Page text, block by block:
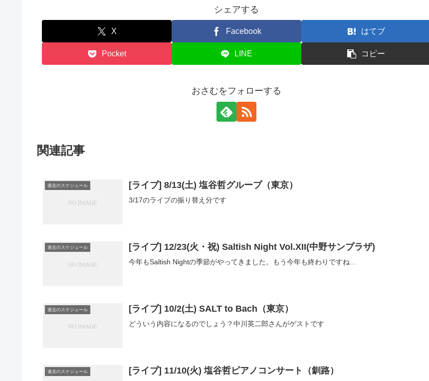
シェアする
X Facebook はてブ
Pocket LINE コピー
おさむをフォローする
関連記事
過去のスケジュール [ライブ] 8/13(土) 塩谷哲グループ（東京）
3/17のライブの振り替え分です
過去のスケジュール [ライブ] 12/23(火・祝) Saltish Night Vol.XII(中野サンプラザ)
今年もSaltish Nightの季節がやってきました。もう今年も終わりですね…
過去のスケジュール [ライブ] 10/2(土) SALT to Bach（東京）
どういう内容になるのでしょう？中川英二郎さんがゲストです
過去のスケジュール [ライブ] 11/10(火) 塩谷哲ピアノコンサート（釧路）